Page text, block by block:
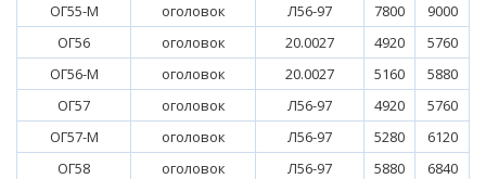
ОГ55-М
оголовок Л56-97 7800
9000
ОГ56
оголовок 20.0027 4920
5760
ОГ56-М
оголовок 20.0027 5160
5880
ОГ57
оголовок Л56-97 4920
5760
ОГ57-М
оголовок Л56-97 5280
6120
ОГ58
оголовок Л56-97 5880
6840